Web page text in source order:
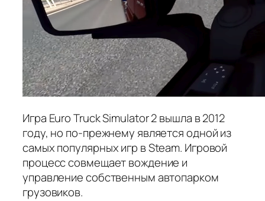
Игра Euro Truck Simulator 2 вышла в 2012
году, но по-прежнему является одной из
самых популярных игр в Steam. Игровой
процесс совмещает вождение и
управление собственным автопарком
грузовиков.